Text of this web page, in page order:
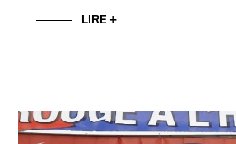
LIRE +